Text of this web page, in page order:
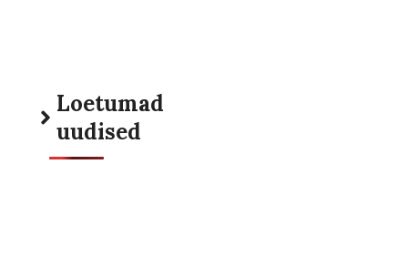
Loetumad
uudised